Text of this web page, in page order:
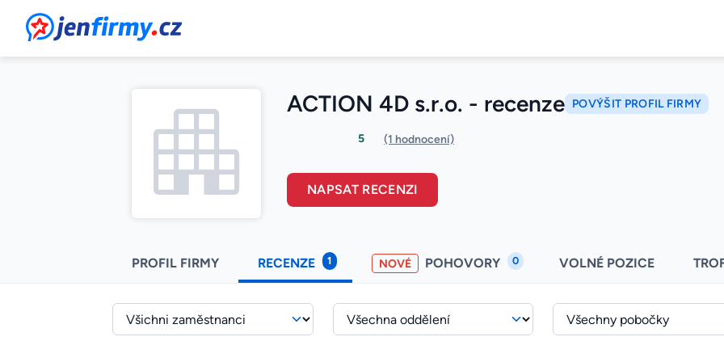
JenFirmy.cz
ACTION 4D s.r.o. - recenze POVÝŠIT PROFIL FIRMY
5 (1 hodnocení)
NAPSAT RECENZI
PROFIL FIRMY RECENZE 1 NOVÉ POHOVORY 0 VOLNÉ POZICE